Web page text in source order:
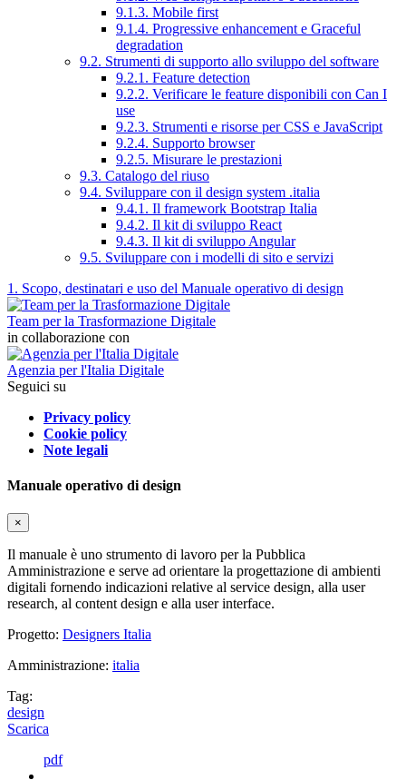
9.1.3. Mobile first
9.1.4. Progressive enhancement e Graceful
degradation
9.2. Strumenti di supporto allo sviluppo del software
9.2.1. Feature detection
9.2.2. Verificare le feature disponibili con Can I
use
9.2.3. Strumenti e risorse per CSS e JavaScript
9.2.4. Supporto browser
9.2.5. Misurare le prestazioni
9.3. Catalogo del riuso
9.4. Sviluppare con il design system .italia
9.4.1. Il framework Bootstrap Italia
9.4.2. Il kit di sviluppo React
9.4.3. Il kit di sviluppo Angular
9.5. Sviluppare con i modelli di sito e servizi
1. Scopo, destinatari e uso del Manuale operativo di design
Team per la Trasformazione Digitale
in collaborazione con
Agenzia per l'Italia Digitale
Seguici su
Privacy policy
Cookie policy
Note legali
Manuale operativo di design
×
Il manuale è uno strumento di lavoro per la Pubblica
Amministrazione e serve ad orientare la progettazione di ambienti
digitali fornendo indicazioni relative al service design, alla user
research, al content design e alla user interface.
Progetto: Designers Italia
Amministrazione: italia
Tag:
design
Scarica
pdf